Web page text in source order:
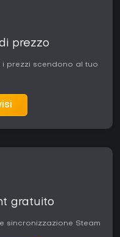
prezzo
i prezzi scendono al tuo
gratuito
sincronizzazione Steam